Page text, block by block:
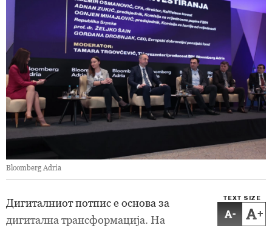
Bloomberg Adria
TEXT SIZE
- +
Дигиталниот потпис е основа за
дигитална трансформација. На